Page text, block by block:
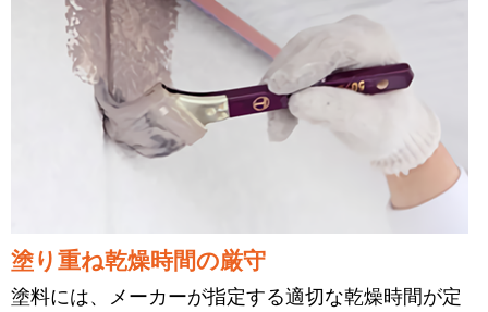
塗り重ね乾燥時間の厳守
塗料には、メーカーが指定する適切な乾燥時間が定